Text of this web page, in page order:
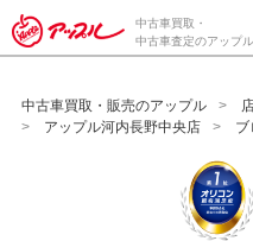
/*ABテスト_新規査定フォー
中古車買取・
中古車査定のアップル
中古車買取・販売のアップル
アップル河内長野中央店
ブ